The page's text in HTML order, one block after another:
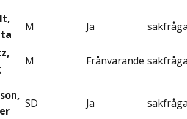
M Ja
M Frånvarande
SD Ja